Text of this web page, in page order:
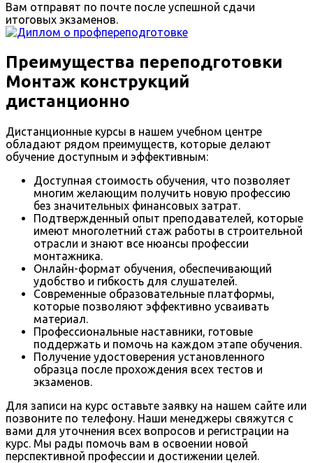
Вам отправят по почте после успешной сдачи
итоговых экзаменов.
Преимущества переподготовки
Монтаж конструкций
дистанционно
Дистанционные курсы в нашем учебном центре
обладают рядом преимуществ, которые делают
обучение доступным и эффективным:
Доступная стоимость обучения, что позволяет
многим желающим получить новую профессию
без значительных финансовых затрат.
Подтвержденный опыт преподавателей, которые
имеют многолетний стаж работы в строительной
отрасли и знают все нюансы профессии
монтажника.
Онлайн-формат обучения, обеспечивающий
удобство и гибкость для слушателей.
Современные образовательные платформы,
которые позволяют эффективно усваивать
материал.
Профессиональные наставники, готовые
поддержать и помочь на каждом этапе обучения.
Получение удостоверения установленного
образца после прохождения всех тестов и
экзаменов.
Для записи на курс оставьте заявку на нашем сайте или
позвоните по телефону. Наши менеджеры свяжутся с
вами для уточнения всех вопросов и регистрации на
курс. Мы рады помочь вам в освоении новой
перспективной профессии и достижении целей.